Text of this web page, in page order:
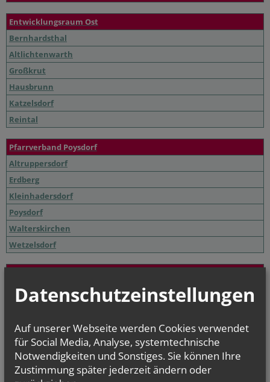
Entwicklungsraum Ost
Bernhardsthal
Altlichtenwarth
Großkrut
Hausbrunn
Katzelsdorf
Reintal
Pfarrverband Poysdorf
Altruppersdorf
Erdberg
Kleinhadersdorf
Poysdorf
Walterskirchen
Wetzelsdorf
Drasenhofen
Falkenstein
Kleinschweinbarth
Ottenthal
Poysbrunn
Datenschutzeinstellungen
Auf unserer Webseite werden Cookies verwendet
für Social Media, Analyse, systemtechnische
Notwendigkeiten und Sonstiges. Sie können Ihre
Zustimmung später jederzeit ändern oder